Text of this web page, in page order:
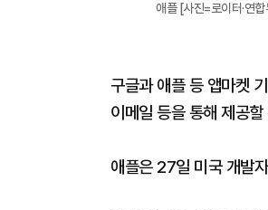
애플 [사진=로이터·연합
구글과 애플 등 앱마켓
이메일 등을 통해 제공
애플은 27일 미국 개발